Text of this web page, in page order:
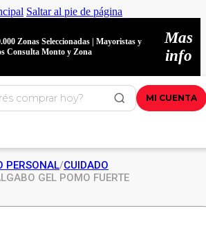
Saltar al pie de página
Zonas Seleccionadas | Mayoristas y
Consulta Monto y Zona
Mas
info
MI CUENTA
PERSONAL/CUIDADO
GEL POMO FUERTE